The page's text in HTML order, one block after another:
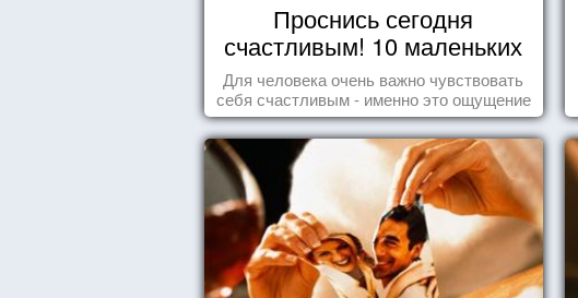
Проснись сегодня
счастливым! 10 маленьких
радостей настоящего
Счастья
Для человека очень важно чувствовать
себя счастливым - именно это ощущение
дарит позитивные эмоции и превращает
каждый день в маленький праздник.